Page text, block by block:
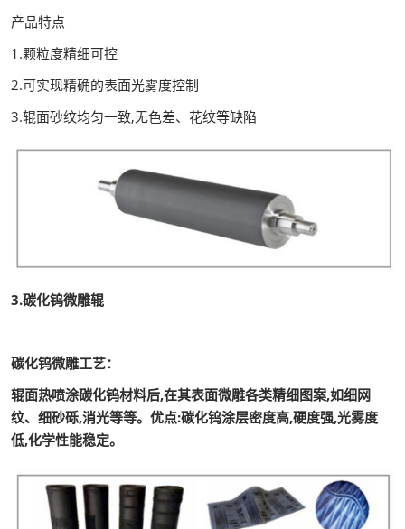
产品特点
1.颗粒度精细可控
2.可实现精确的表面光雾度控制
3.辊面砂纹均匀一致,无色差、花纹等缺陷
3.碳化钨微雕辊
碳化钨微雕工艺：
辊面热喷涂碳化钨材料后,在其表面微雕各类精细图案,如细网
纹、细砂砾,消光等等。优点:碳化钨涂层密度高,硬度强,光雾度
低,化学性能稳定。